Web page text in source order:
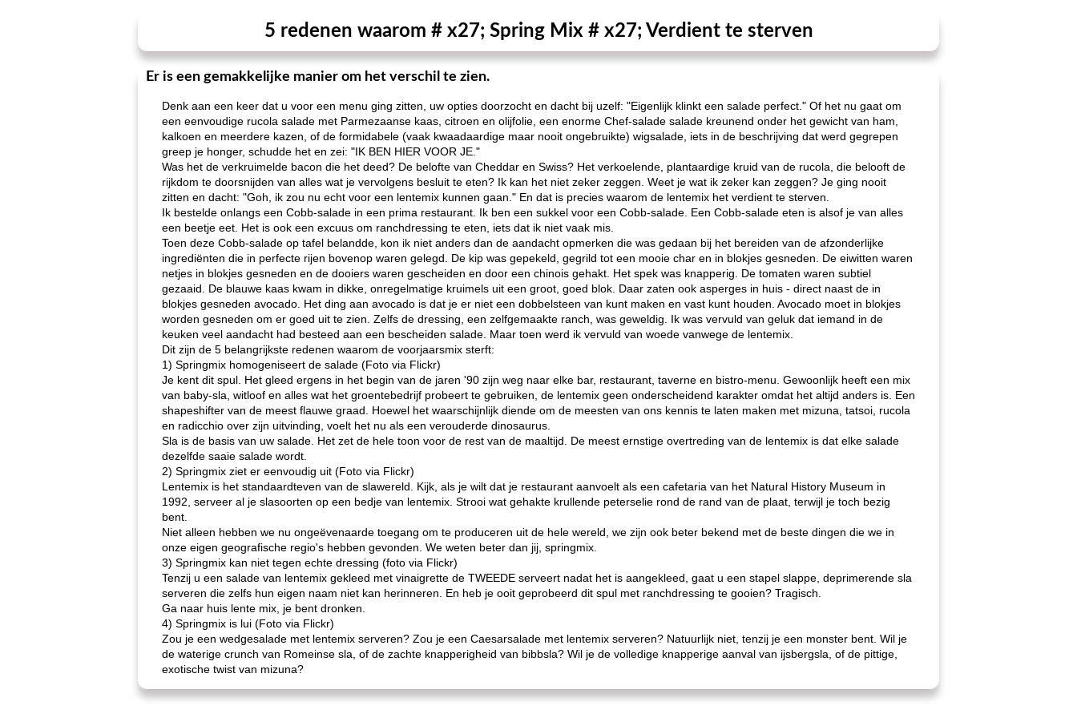
5 redenen waarom # x27; Spring Mix # x27; Verdient te sterven
Er is een gemakkelijke manier om het verschil te zien.
Denk aan een keer dat u voor een menu ging zitten, uw opties doorzocht en dacht bij uzelf: "Eigenlijk klinkt een salade perfect." Of het nu gaat om
een ​​eenvoudige rucola salade met Parmezaanse kaas, citroen en olijfolie, een enorme Chef-salade salade kreunend onder het gewicht van ham,
kalkoen en meerdere kazen, of de formidabele (vaak kwaadaardige maar nooit ongebruikte) wigsalade, iets in de beschrijving dat werd gegrepen
greep je honger, schudde het en zei: "IK BEN HIER VOOR JE."
Was het de verkruimelde bacon die het deed? De belofte van Cheddar en Swiss? Het verkoelende, plantaardige kruid van de rucola, die belooft de
rijkdom te doorsnijden van alles wat je vervolgens besluit te eten? Ik kan het niet zeker zeggen. Weet je wat ik zeker kan zeggen? Je ging nooit
zitten en dacht: "Goh, ik zou nu echt voor een lentemix kunnen gaan." En dat is precies waarom de lentemix het verdient te sterven.
Ik bestelde onlangs een Cobb-salade in een prima restaurant. Ik ben een sukkel voor een Cobb-salade. Een Cobb-salade eten is alsof je van alles
een beetje eet. Het is ook een excuus om ranchdressing te eten, iets dat ik niet vaak mis.
Toen deze Cobb-salade op tafel belandde, kon ik niet anders dan de aandacht opmerken die was gedaan bij het bereiden van de afzonderlijke
ingrediënten die in perfecte rijen bovenop waren gelegd. De kip was gepekeld, gegrild tot een mooie char en in blokjes gesneden. De eiwitten waren
netjes in blokjes gesneden en de dooiers waren gescheiden en door een chinois gehakt. Het spek was knapperig. De tomaten waren subtiel
gezaaid. De blauwe kaas kwam in dikke, onregelmatige kruimels uit een groot, goed blok. Daar zaten ook asperges in huis - direct naast de in
blokjes gesneden avocado. Het ding aan avocado is dat je er niet een dobbelsteen van kunt maken en vast kunt houden. Avocado moet in blokjes
worden gesneden om er goed uit te zien. Zelfs de dressing, een zelfgemaakte ranch, was geweldig. Ik was vervuld van geluk dat iemand in de
keuken veel aandacht had besteed aan een bescheiden salade. Maar toen werd ik vervuld van woede vanwege de lentemix.
Dit zijn de 5 belangrijkste redenen waarom de voorjaarsmix sterft:
1) Springmix homogeniseert de salade (Foto via Flickr)
Je kent dit spul. Het gleed ergens in het begin van de jaren '90 zijn weg naar elke bar, restaurant, taverne en bistro-menu. Gewoonlijk heeft een mix
van baby-sla, witloof en alles wat het groentebedrijf probeert te gebruiken, de lentemix geen onderscheidend karakter omdat het altijd anders is. Een
shapeshifter van de meest flauwe graad. Hoewel het waarschijnlijk diende om de meesten van ons kennis te laten maken met mizuna, tatsoi, rucola
en radicchio over zijn uitvinding, voelt het nu als een verouderde dinosaurus.
Sla is de basis van uw salade. Het zet de hele toon voor de rest van de maaltijd. De meest ernstige overtreding van de lentemix is ​​dat elke salade
dezelfde saaie salade wordt.
2) Springmix ziet er eenvoudig uit (Foto via Flickr)
Lentemix is ​​het standaardteven van de slawereld. Kijk, als je wilt dat je restaurant aanvoelt als een cafetaria van het Natural History Museum in
1992, serveer al je slasoorten op een bedje van lentemix. Strooi wat gehakte krullende peterselie rond de rand van de plaat, terwijl je toch bezig
bent.
Niet alleen hebben we nu ongeëvenaarde toegang om te produceren uit de hele wereld, we zijn ook beter bekend met de beste dingen die we in
onze eigen geografische regio's hebben gevonden. We weten beter dan jij, springmix.
3) Springmix kan niet tegen echte dressing (foto via Flickr)
Tenzij u een salade van lentemix gekleed met vinaigrette de TWEEDE serveert nadat het is aangekleed, gaat u een stapel slappe, deprimerende sla
serveren die zelfs hun eigen naam niet kan herinneren. En heb je ooit geprobeerd dit spul met ranchdressing te gooien? Tragisch.
Ga naar huis lente mix, je bent dronken.
4) Springmix is ​​lui (Foto via Flickr)
Zou je een wedgesalade met lentemix serveren? Zou je een Caesarsalade met lentemix serveren? Natuurlijk niet, tenzij je een monster bent. Wil je
de waterige crunch van Romeinse sla, of de zachte knapperigheid van bibbsla? Wil je de volledige knapperige aanval van ijsbergsla, of de pittige,
exotische twist van mizuna?